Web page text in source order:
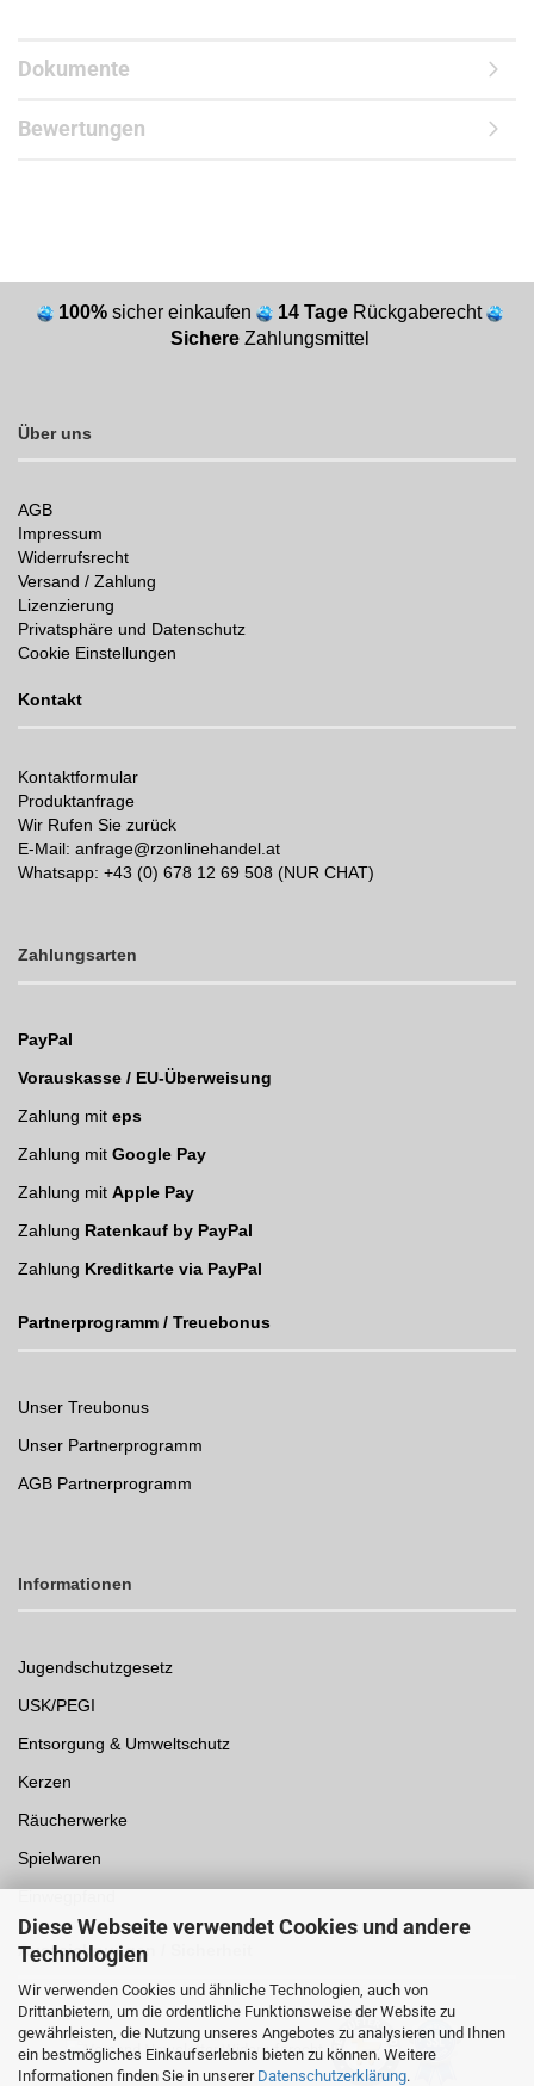
Diese Webseite verwendet Cookies und andere
Technologien
Wir verwenden Cookies und ähnliche Technologien, auch von
Drittanbietern, um die ordentliche Funktionsweise der Website zu
gewährleisten, die Nutzung unseres Angebotes zu analysieren und Ihnen
ein bestmögliches Einkaufserlebnis bieten zu können. Weitere
Informationen finden Sie in unserer Datenschutzerklärung.
Dokumente
Bewertungen
100% sicher einkaufen 14 Tage Rückgaberecht
Sichere Zahlungsmittel
Über uns
AGB
Impressum
Widerrufsrecht
Versand / Zahlung
Lizenzierung
Privatsphäre und Datenschutz
Cookie Einstellungen
Kontakt
Kontaktformular
Produktanfrage
Wir Rufen Sie zurück
E-Mail: anfrage@rzonlinehandel.at
Whatsapp: +43 (0) 678 12 69 508 (NUR CHAT)
Zahlungsarten
PayPal
Vorauskasse / EU-Überweisung
Zahlung mit eps
Zahlung mit Google Pay
Zahlung mit Apple Pay
Zahlung Ratenkauf by PayPal
Zahlung Kreditkarte via PayPal
Partnerprogramm / Treuebonus
Unser Treubonus
Unser Partnerprogramm
AGB Partnerprogramm
Informationen
Jugendschutzgesetz
USK/PEGI
Entsorgung & Umweltschutz
Kerzen
Räucherwerke
Spielwaren
Auszeichnungen /